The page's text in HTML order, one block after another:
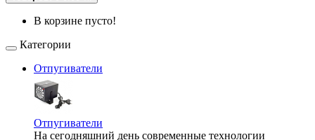
В корзине пусто!
Категории
Отпугиватели
Отпугиватели
На сегодняшний день современные технологии